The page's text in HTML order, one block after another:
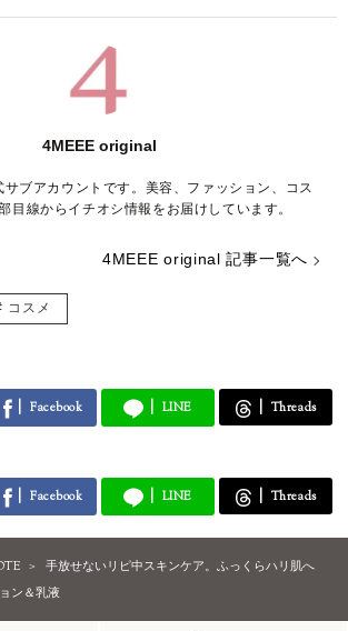
4MEEE original
ブアカウントです。美容、ファッション、コス
目線からイチオシ情報をお届けしています。
4MEEE original 記事一覧へ
コスメ
Facebook LINE Threads
Facebook LINE Threads
手放せないリピ中スキンケア。ふっくらハリ肌へ
ン＆乳液